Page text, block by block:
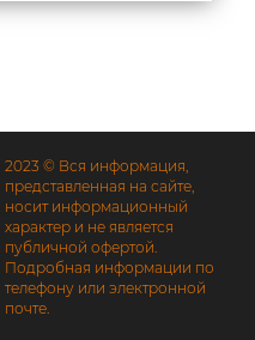
2023 © Вся информация,
представленная на сайте,
носит информационный
характер и не является
публичной офертой.
Подробная информации по
телефону или электронной
почте.